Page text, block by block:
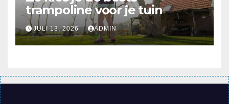
trampoline voor je tuin
JULI 13, 2026 ADMIN